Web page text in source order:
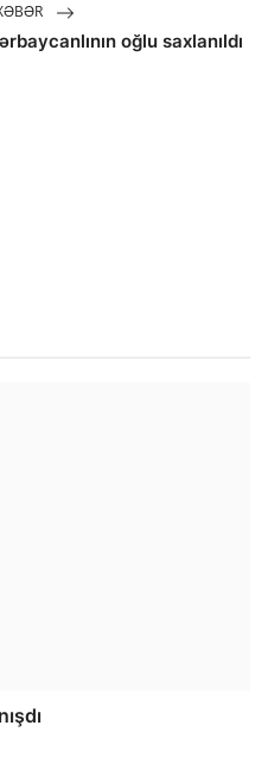
oğlu saxlanıldı